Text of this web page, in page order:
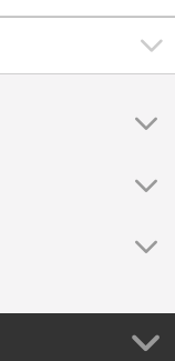
Valle Nevado